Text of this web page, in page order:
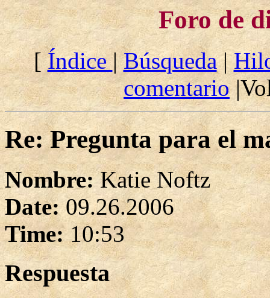
Foro de
[Índice|Búsqueda|
comentario
Re: Pregunta para el
Nombre:Katie Noftz
Date:09.26.2006
Time:10:53
Respuesta